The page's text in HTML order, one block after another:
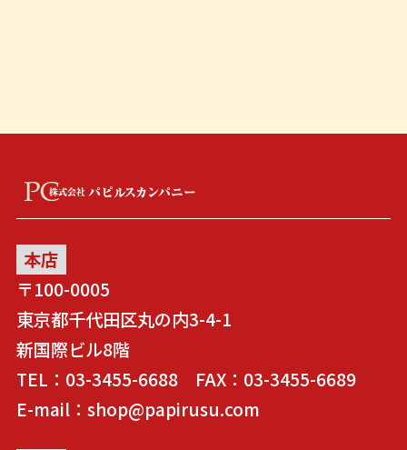
本店
〒100-0005
東京都千代田区丸の内3-4-1
新国際ビル8階
TEL：03-3455-6688 FAX：03-3455-6689
E-mail：shop@papirusu.com